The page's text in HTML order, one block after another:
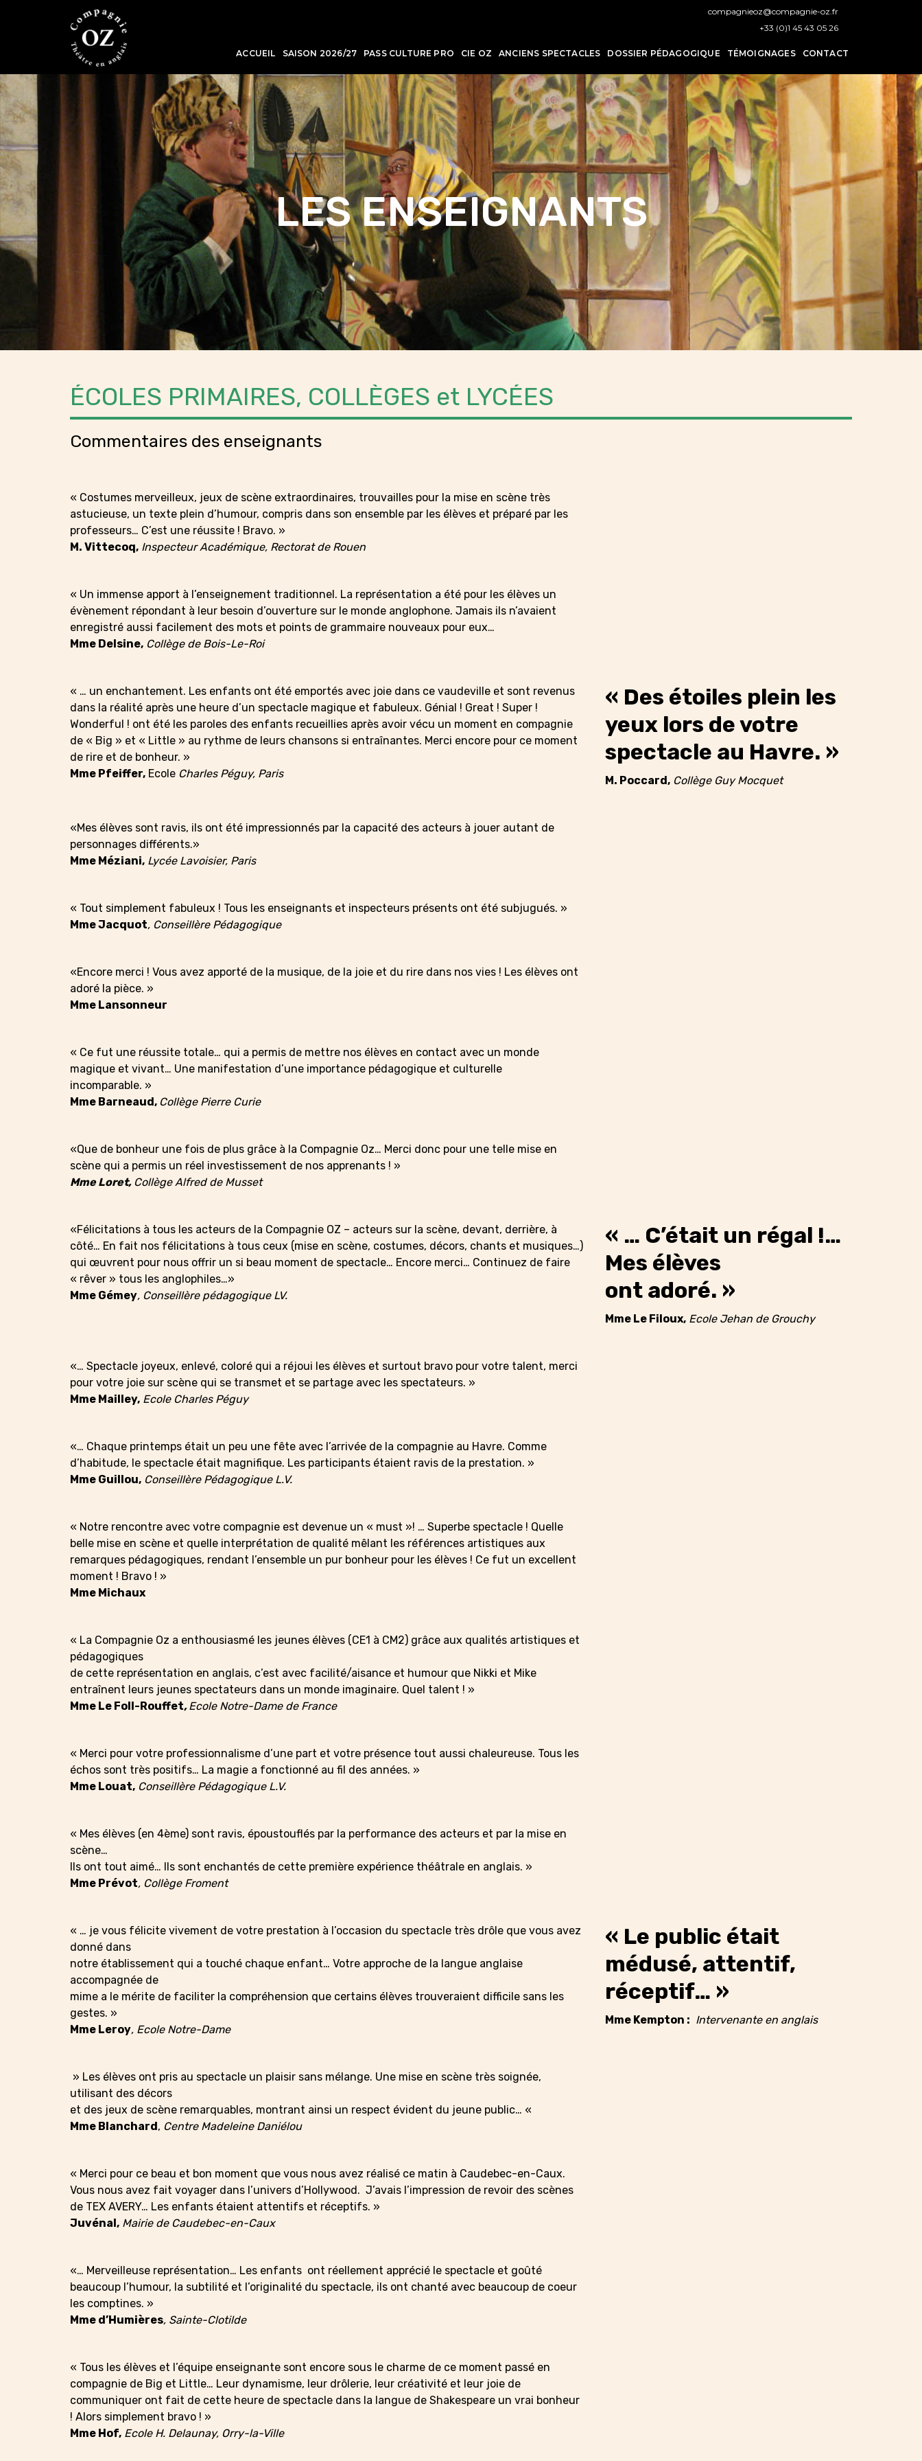
compagnieoz@compagnie-oz.fr
+33 (0)1 45 43 05 26
ACCUEIL SAISON 2026/27 PASS CULTURE PRO CIE OZ ANCIENS SPECTACLES DOSSIER PÉDAGOGIQUE TÉMOIGNAGES CONTACT
LES ENSEIGNANTS
ÉCOLES PRIMAIRES, COLLÈGES et LYCÉES
Commentaires des enseignants
« Costumes merveilleux, jeux de scène extraordinaires, trouvailles pour la mise en scène très
astucieuse, un texte plein d’humour, compris dans son ensemble par les élèves et préparé par les
professeurs… C’est une réussite ! Bravo. »
M. Vittecoq, Inspecteur Académique, Rectorat de Rouen
« Un immense apport à l’enseignement traditionnel. La représentation a été pour les élèves un
évènement répondant à leur besoin d’ouverture sur le monde anglophone. Jamais ils n’avaient
enregistré aussi facilement des mots et points de grammaire nouveaux pour eux…
Mme Delsine, Collège de Bois-Le-Roi
« … un enchantement. Les enfants ont été emportés avec joie dans ce vaudeville et sont revenus
dans la réalité après une heure d’un spectacle magique et fabuleux. Génial ! Great ! Super !
Wonderful ! ont été les paroles des enfants recueillies après avoir vécu un moment en compagnie
de « Big » et « Little » au rythme de leurs chansons si entraînantes. Merci encore pour ce moment
de rire et de bonheur. »
Mme Pfeiffer, Ecole Charles Péguy, Paris
« Des étoiles plein les
yeux lors de votre
spectacle au Havre. »
M. Poccard, Collège Guy Mocquet
«Mes élèves sont ravis, ils ont été impressionnés par la capacité des acteurs à jouer autant de
personnages différents.»
Mme Méziani, Lycée Lavoisier, Paris
« Tout simplement fabuleux ! Tous les enseignants et inspecteurs présents ont été subjugués. »
Mme Jacquot, Conseillère Pédagogique
«Encore merci ! Vous avez apporté de la musique, de la joie et du rire dans nos vies ! Les élèves ont
adoré la pièce. »
Mme Lansonneur
« Ce fut une réussite totale… qui a permis de mettre nos élèves en contact avec un monde
magique et vivant… Une manifestation d’une importance pédagogique et culturelle
incomparable. »
Mme Barneaud, Collège Pierre Curie
«Que de bonheur une fois de plus grâce à la Compagnie Oz… Merci donc pour une telle mise en
scène qui a permis un réel investissement de nos apprenants ! »
Mme Loret,Collège Alfred de Musset
«Félicitations à tous les acteurs de la Compagnie OZ – acteurs sur la scène, devant, derrière, à
côté… En fait nos félicitations à tous ceux (mise en scène, costumes, décors, chants et musiques…)
qui œuvrent pour nous offrir un si beau moment de spectacle… Encore merci… Continuez de faire
« rêver » tous les anglophiles…»
Mme Gémey, Conseillère pédagogique LV.
« … C’était un régal !…
Mes élèves
ont adoré. »
Mme Le Filoux, Ecole Jehan de Grouchy
«… Spectacle joyeux, enlevé, coloré qui a réjoui les élèves et surtout bravo pour votre talent, merci
pour votre joie sur scène qui se transmet et se partage avec les spectateurs. »
Mme Mailley, Ecole Charles Péguy
«… Chaque printemps était un peu une fête avec l’arrivée de la compagnie au Havre. Comme
d’habitude, le spectacle était magnifique. Les participants étaient ravis de la prestation. »
Mme Guillou, Conseillère Pédagogique L.V.
« Notre rencontre avec votre compagnie est devenue un « must »! … Superbe spectacle ! Quelle
belle mise en scène et quelle interprétation de qualité mêlant les références artistiques aux
remarques pédagogiques, rendant l’ensemble un pur bonheur pour les élèves ! Ce fut un excellent
moment ! Bravo ! »
Mme Michaux
« La Compagnie Oz a enthousiasmé les jeunes élèves (CE1 à CM2) grâce aux qualités artistiques et
pédagogiques
de cette représentation en anglais, c’est avec facilité/aisance et humour que Nikki et Mike
entraînent leurs jeunes spectateurs dans un monde imaginaire. Quel talent ! »
Mme Le Foll-Rouffet,Ecole Notre-Dame de France
« Merci pour votre professionnalisme d’une part et votre présence tout aussi chaleureuse. Tous les
échos sont très positifs… La magie a fonctionné au fil des années. »
Mme Louat, Conseillère Pédagogique L.V.
« Mes élèves (en 4ème) sont ravis, époustouflés par la performance des acteurs et par la mise en
scène…
Ils ont tout aimé… Ils sont enchantés de cette première expérience théâtrale en anglais. »
Mme Prévot, Collège Froment
« … je vous félicite vivement de votre prestation à l’occasion du spectacle très drôle que vous avez
donné dans
notre établissement qui a touché chaque enfant… Votre approche de la langue anglaise
accompagnée de
mime a le mérite de faciliter la compréhension que certains élèves trouveraient difficile sans les
gestes. »
Mme Leroy, Ecole Notre-Dame
« Le public était
médusé, attentif,
réceptif… »
Mme Kempton : Intervenante en anglais
» Les élèves ont pris au spectacle un plaisir sans mélange. Une mise en scène très soignée,
utilisant des décors
et des jeux de scène remarquables, montrant ainsi un respect évident du jeune public… «
Mme Blanchard, Centre Madeleine Daniélou
« Merci pour ce beau et bon moment que vous nous avez réalisé ce matin à Caudebec-en-Caux.
Vous nous avez fait voyager dans l’univers d’Hollywood. J’avais l’impression de revoir des scènes
de TEX AVERY… Les enfants étaient attentifs et réceptifs. »
Juvénal, Mairie de Caudebec-en-Caux
«… Merveilleuse représentation… Les enfants ont réellement apprécié le spectacle et goûté
beaucoup l’humour, la subtilité et l’originalité du spectacle, ils ont chanté avec beaucoup de coeur
les comptines. »
Mme d’Humières, Sainte-Clotilde
« Tous les élèves et l’équipe enseignante sont encore sous le charme de ce moment passé en
compagnie de Big et Little… Leur dynamisme, leur drôlerie, leur créativité et leur joie de
communiquer ont fait de cette heure de spectacle dans la langue de Shakespeare un vrai bonheur
! Alors simplement bravo ! »
Mme Hof, Ecole H. Delaunay, Orry-la-Ville